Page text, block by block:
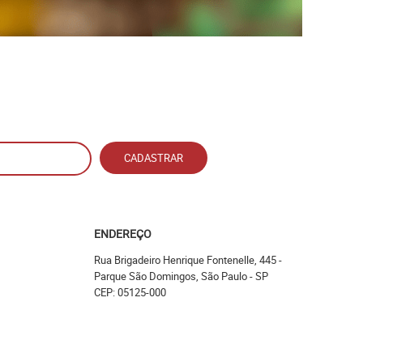
CADASTRAR
ENDEREÇO
Rua Brigadeiro Henrique Fontenelle, 445-
Parque São Domingos, São Paulo-SP
CEP: 05125-000